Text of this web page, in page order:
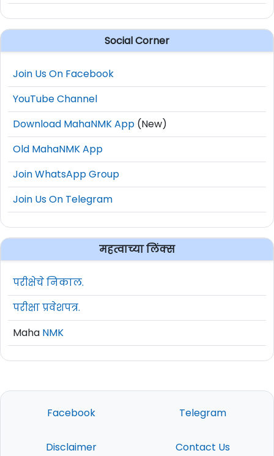
Social Corner
Join Us On Facebook
YouTube Channel
Download MahaNMK App (New)
Old MahaNMK App
Join WhatsApp Group
Join Us On Telegram
महत्वाच्या लिंक्स
परीक्षेचे निकाल.
परीक्षा प्रवेशपत्र.
Maha NMK
Facebook Telegram
Disclaimer Contact Us